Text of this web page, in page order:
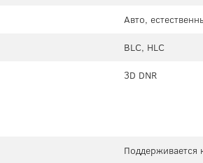
Авто,
BLC, HLC
3D DNR
Поддерживается